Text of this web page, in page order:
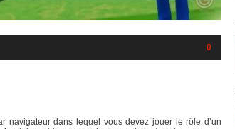
0
navigateur dans lequel vous devez jouer le rôle d’un